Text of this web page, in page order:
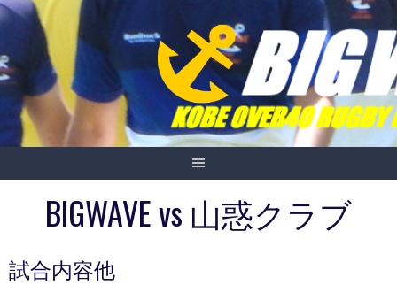
Skip
content
BIGWAVE vs 山惑クラブ
試合内容他